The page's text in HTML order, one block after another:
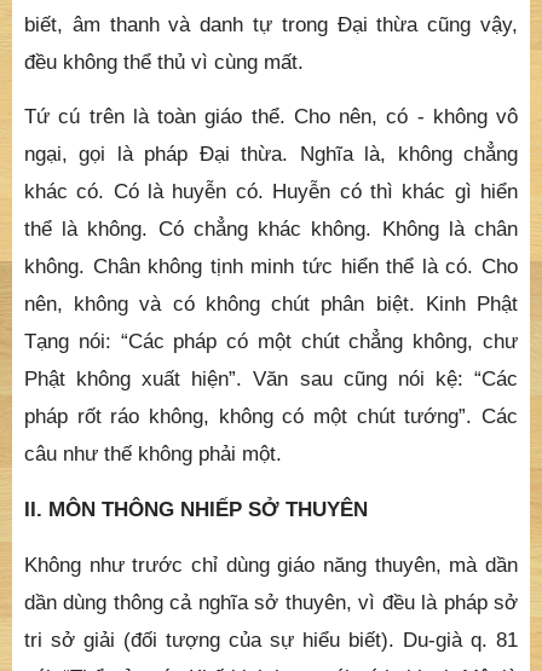
biết, âm thanh và danh tự trong Đại thừa cũng vậy,
đều không thể thủ vì cùng mất.
Tứ cú trên là toàn giáo thể. Cho nên, có - không vô
ngại, gọi là pháp Đại thừa. Nghĩa là, không chẳng
khác có. Có là huyễn có. Huyễn có thì khác gì hiển
thể là không. Có chẳng khác không. Không là chân
không. Chân không tịnh minh tức hiển thể là có. Cho
nên, không và có không chút phân biệt. Kinh Phật
Tạng nói: “Các pháp có một chút chẳng không, chư
Phật không xuất hiện”. Văn sau cũng nói kệ: “Các
pháp rốt ráo không, không có một chút tướng”. Các
câu như thế không phải một.
II. MÔN THÔNG NHIẾP SỞ THUYÊN
Không như trước chỉ dùng giáo năng thuyên, mà dần
dần dùng thông cả nghĩa sở thuyên, vì đều là pháp sở
tri sở giải (đối tượng của sự hiểu biết). Du-già q. 81